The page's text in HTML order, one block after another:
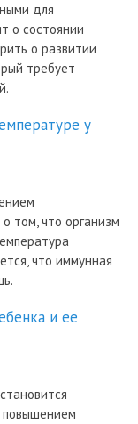
для
о состоянии
о развитии
требует
у
том, что организм
что иммунная
и ее
повышением